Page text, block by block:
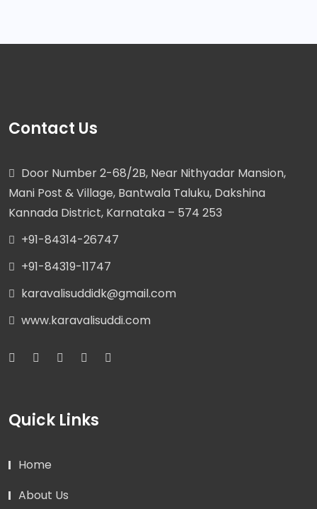
Contact Us
Door Number 2-68/2B, Near Nithyadar Mansion,
Mani Post & Village, Bantwala Taluku, Dakshina
Kannada District, Karnataka – 574 253
+91-84314-26747
+91-84319-11747
karavalisuddidk@gmail.com
www.karavalisuddi.com
Quick Links
Home
About Us